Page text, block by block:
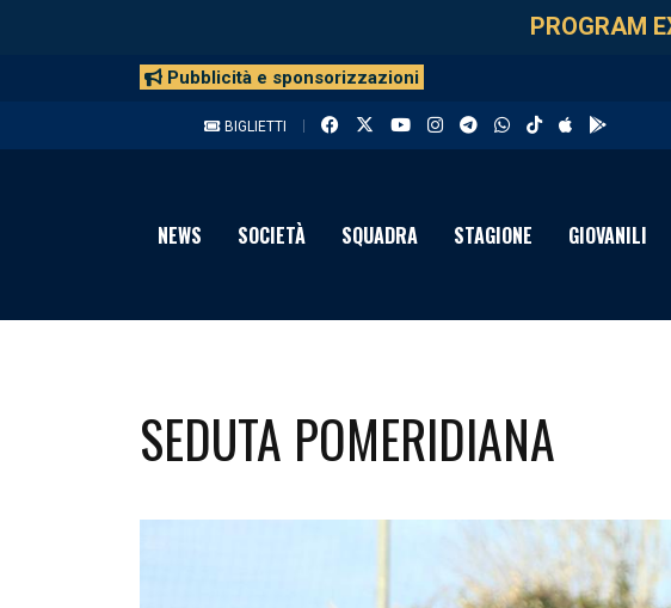
PROGRAM
Pubblicità e sponsorizzazioni
BIGLIETTI
NEWS SOCIETÀ SQUADRA STAGIONE GIOVANILI
SEDUTA POMERIDIANA